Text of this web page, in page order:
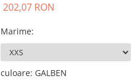
202,07 RON
Marime:
culoare: GALBEN